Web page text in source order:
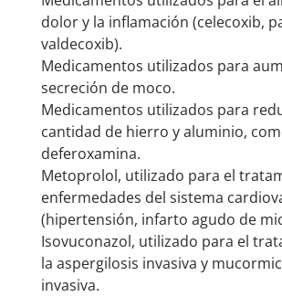
dolor y la inflamación (celecoxib,
valdecoxib).
Medicamentos utilizados para
secreción de moco.
Medicamentos utilizados para
cantidad de hierro y aluminio,
deferoxamina.
Metoprolol, utilizado para el
enfermedades del sistema
(hipertensión, infarto agudo de
Isovuconazol, utilizado para el
la aspergilosis invasiva y
invasiva.